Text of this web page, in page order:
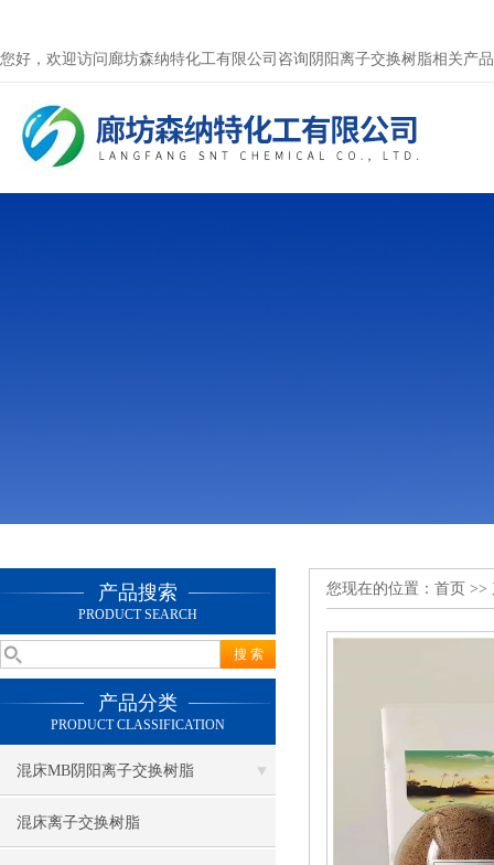
您好，欢迎访问廊坊森纳特化工有限公司咨询阴阳离子交换树脂相关产
产品搜索
PRODUCT SEARCH
产品分类
PRODUCT CLASSIFICATION
混床MB阴阳离子交换树脂
混床离子交换树脂
您现在的位置： 首页 >>